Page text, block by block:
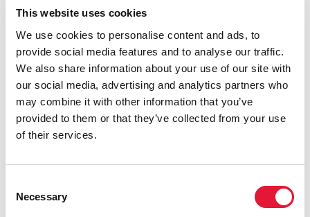
This website uses cookies
We use cookies to personalise content and ads, to
provide social media features and to analyse our traffic.
We also share information about your use of our site with
our social media, advertising and analytics partners who
may combine it with other information that you’ve
provided to them or that they’ve collected from your use
of their services.
Selection
Necessary